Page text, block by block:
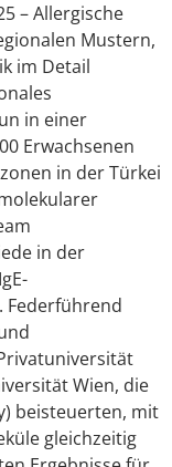
– Allergische
Mustern,
im Detail
in einer
Erwachsenen
in der Türkei
in der
Federführend
Wien, die
beisteuerten, mit
gleichzeitig